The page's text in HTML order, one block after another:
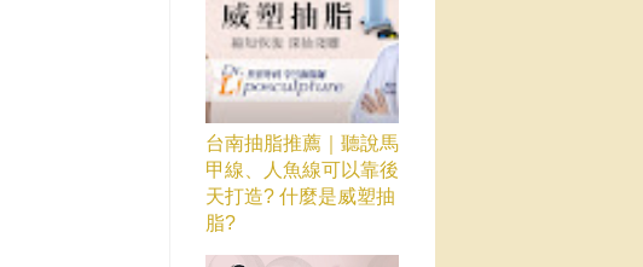
台南抽脂推薦｜聽說馬
甲線、人魚線可以靠後
天打造? 什麼是威塑抽
脂?